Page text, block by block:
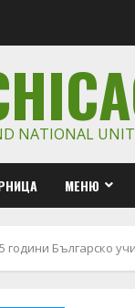
NATIONAL
МЕНЮ
години Българско